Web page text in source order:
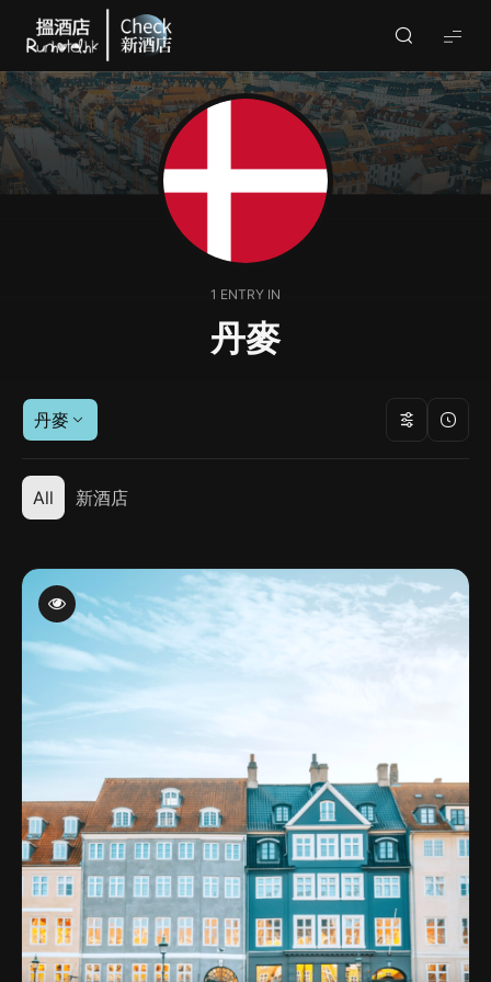
Check
酒
店
(By
Runhotel)
1 ENTRY IN
丹麥
丹麥
All 新酒店